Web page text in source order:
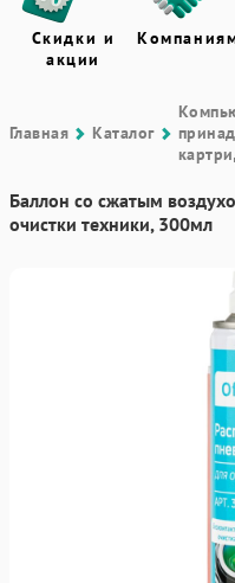
Скидки и
акции
Главная Каталог
Баллон со сжатым
очистки техники, 300мл